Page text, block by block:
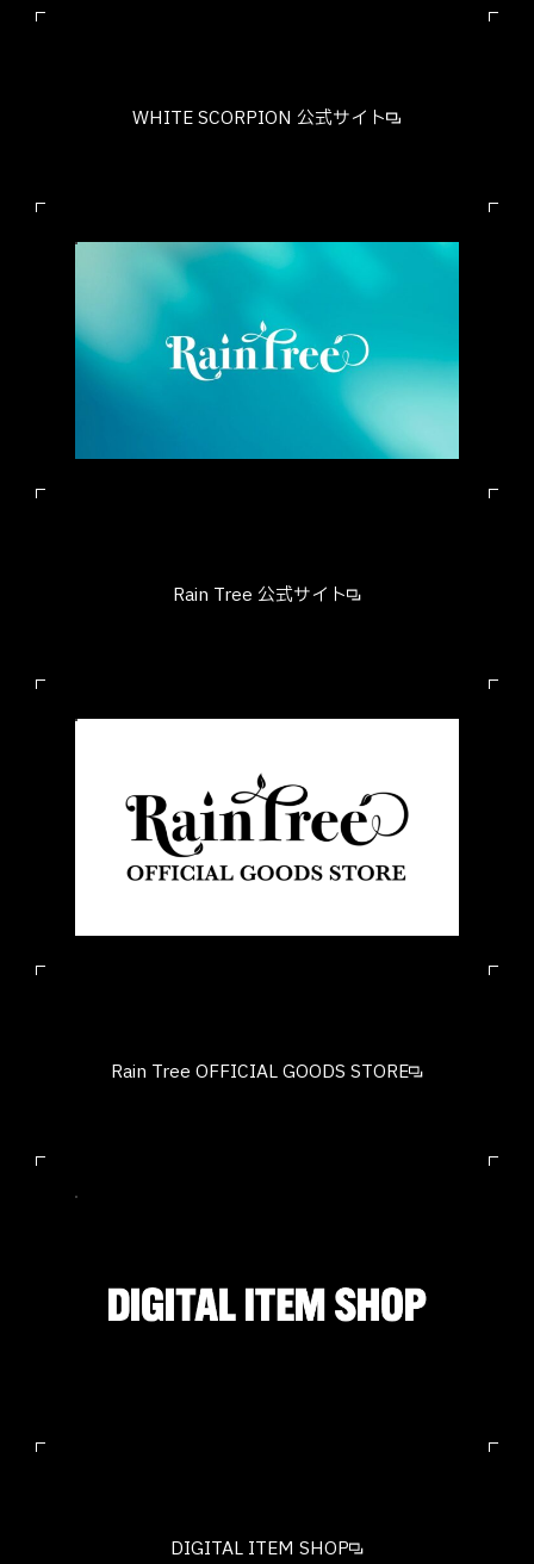
WHITE SCORPION 公式サイト
Rain Tree 公式サイト
Rain Tree OFFICIAL GOODS STORE
DIGITAL ITEM SHOP